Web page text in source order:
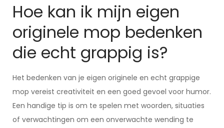
Hoe kan ik mijn eigen
originele mop bedenken
die echt grappig is?
Het bedenken van je eigen originele en echt grappige
mop vereist creativiteit en een goed gevoel voor humor.
Een handige tip is om te spelen met woorden, situaties
of verwachtingen om een onverwachte wending te